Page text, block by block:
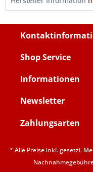
Shop Service
Informationen
Newsletter
Zahlungsarten
* Alle Preise inkl. gesetzl.